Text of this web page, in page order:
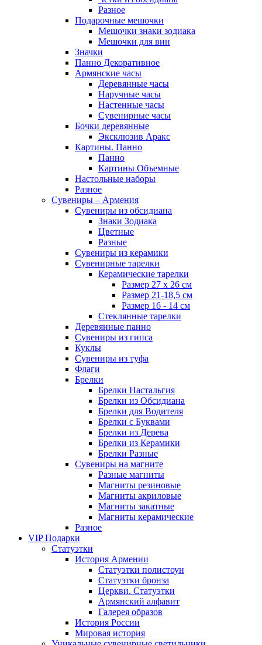
Разное
Подарочные мешочки
Мешочки знаки зодиака
Мешочки для вин
Значки
Панно Декоративное
Армянские часы
Деревянные часы
Наручные часы
Настенные часы
Сувенирные часы
Бочки деревянные
Эксклюзив Аракс
Картины. Панно
Панно
Картины Объемные
Настольные наборы
Разное
Сувениры – Армения
Сувениры из обсидиана
Знаки Зодиака
Цветные
Разные
Сувениры из керамики
Сувенирные тарелки
Керамические тарелки
Размер 27 х 26 см
Размер 21-18,5 см
Размер 16 - 14 см
Стеклянные тарелки
Деревянные панно
Сувениры из гипса
Куклы
Сувениры из туфа
Флаги
Брелки
Брелки Настальгия
Брелки из Обсидиана
Брелки для Водителя
Брелки с Буквами
Брелки из Дерева
Брелки из Керамики
Брелки Разные
Сувениры на магните
Разные магниты
Магниты резиновые
Магниты акриловые
Магниты закатные
Магниты керамические
Разное
VIP Подарки
Статуэтки
История Армении
Статуэтки полистоун
Статуэтки бронза
Церкви. Статуэтки
Армянский алфавит
Галерея образов
История России
Мировая история